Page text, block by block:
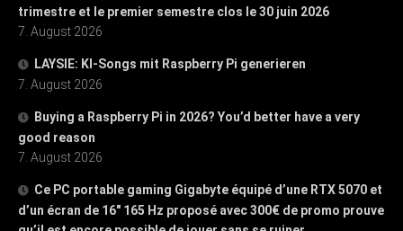
trimestre et le premier semestre clos le 30 juin 2026
7. August 2026
LAYSIE: KI-Songs mit Raspberry Pi generieren
7. August 2026
Buying a Raspberry Pi in 2026? You’d better have a very
good reason
7. August 2026
Ce PC portable gaming Gigabyte équipé d’une RTX 5070 et
d’un écran de 16″ 165 Hz proposé avec 300€ de promo prouve